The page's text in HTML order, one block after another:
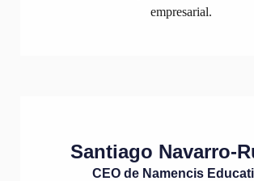
empresarial.
Santiago Navarro-
CEO de Namencis